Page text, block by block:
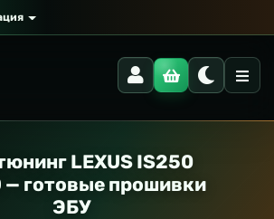
LEXUS IS250
— готовые прошивки
ЭБУ